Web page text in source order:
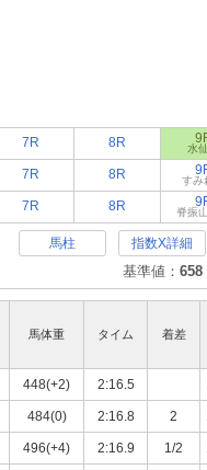
7R 8R 水
7R 8R すみ
7R 8R 脊振
馬柱 指数X詳細
基準値： 658
馬体重 タイム 着差
448(+2) 2:16.5
484(0) 2:16.8 2
496(+4) 2:16.9 1/2